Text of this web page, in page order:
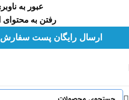
عبور به
رفتن به
لطفا هورشید را در شبکه
hoorshidshop@ دنبال کنید.
ارسال رایگان پست سفارش بیشتر